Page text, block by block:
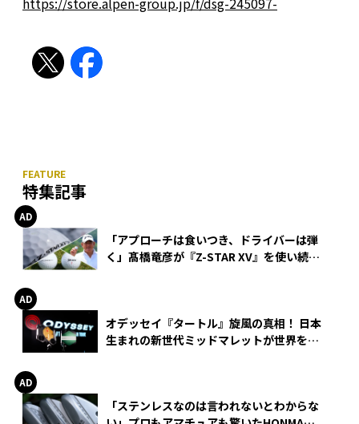
特集記事
「アプローチは食いつき、ドライバーは弾
く」髙橋竜彦が『Z-STAR XV』を使い続け
オデッセイ『タートル』旋風の真相！ 日本
生まれの新世代ミッドマレットが世界を席
「ステンレスなのは言われないとわからな